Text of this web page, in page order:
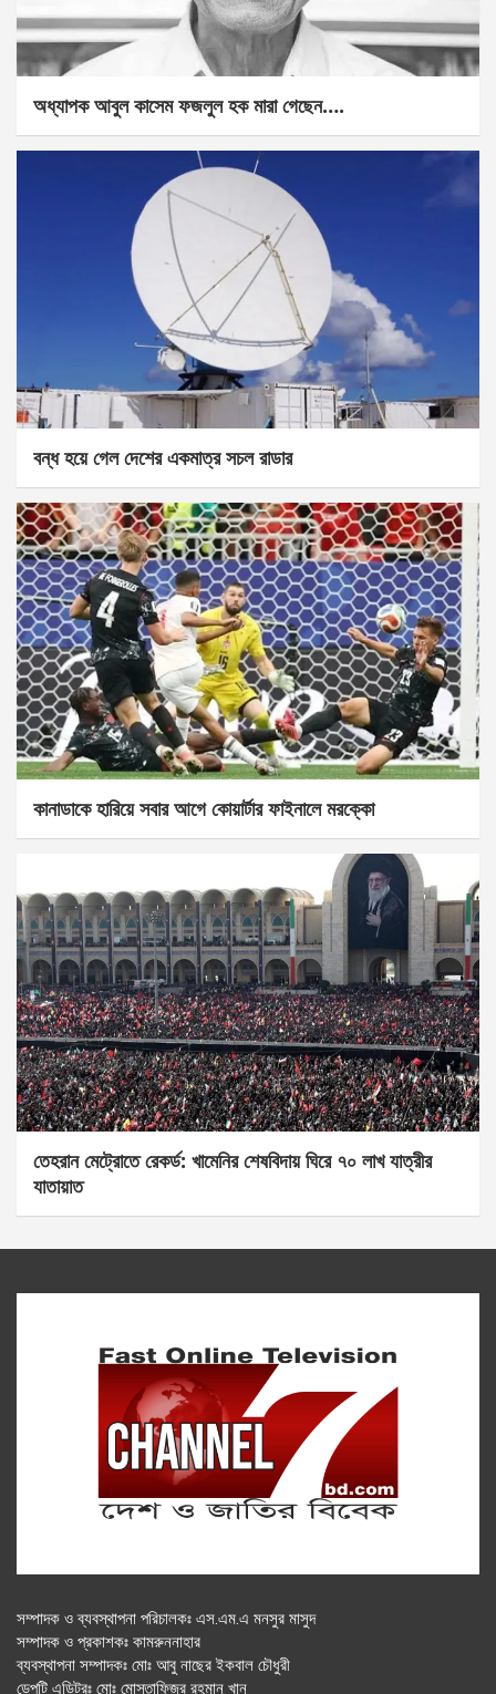
অধ্যাপক আবুল কাসেম ফজলুল হক মারা গেছেন….
বন্ধ হয়ে গেল দেশের একমাত্র সচল রাডার
কানাডাকে হারিয়ে সবার আগে কোয়ার্টার ফাইনালে মরক্কো
তেহরান মেট্রোতে রেকর্ড: খামেনির শেষবিদায় ঘিরে ৭০ লাখ যাত্রীর
যাতায়াত
সম্পাদক ও ব্যবস্থাপনা পরিচালকঃ এস.এম.এ মনসুর মাসুদ
সম্পাদক ও প্রকাশকঃ কামরুননাহার
ব্যবস্থাপনা সম্পাদকঃ মোঃ আবু নাছের ইকবাল চৌধুরী
ডেপুটি এডিটরঃ মোঃ মোস্তাফিজুর রহমান খান